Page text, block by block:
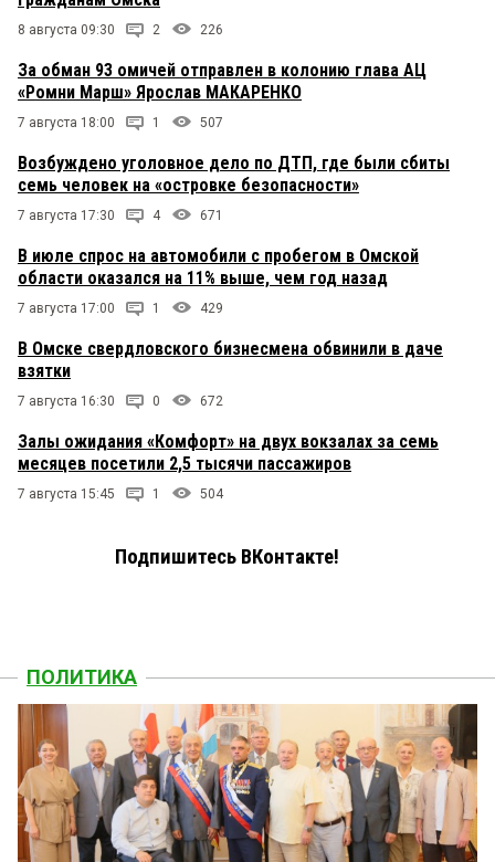
8 августа 09:30 2 226
За обман 93 омичей отправлен в колонию глава АЦ
«Ромни Марш» Ярослав МАКАРЕНКО
7 августа 18:00 1 507
Возбуждено уголовное дело по ДТП, где были сбиты
семь человек на «островке безопасности»
7 августа 17:30 4 671
В июле спрос на автомобили с пробегом в Омской
области оказался на 11% выше, чем год назад
7 августа 17:00 1 429
В Омске свердловского бизнесмена обвинили в даче
взятки
7 августа 16:30 0 672
Залы ожидания «Комфорт» на двух вокзалах за семь
месяцев посетили 2,5 тысячи пассажиров
7 августа 15:45 1 504
Подпишитесь ВКонтакте!
ПОЛИТИКА